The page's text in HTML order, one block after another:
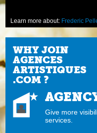
Learn more about: Frederic
WHY JOIN
AGENCES
ARTISTIQUES
.COM ?
Give more
services.